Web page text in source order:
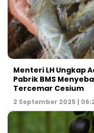
Menteri LH Ungkap
Pabrik BMS
Tercemar Cesium
2 September 2025 |